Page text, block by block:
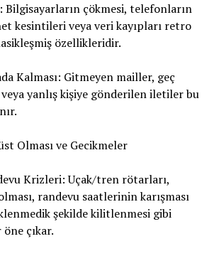
Bilgisayarların çökmesi, telefonların
kesintileri veya veri kayıpları retro
özellikleridir.
Kalması: Gitmeyen mailler, geç
yanlış kişiye gönderilen iletiler bu
Olması ve Gecikmeler
Krizleri: Uçak/tren rötarları,
randevu saatlerinin karışması
şekilde kilitlenmesi gibi
çıkar.